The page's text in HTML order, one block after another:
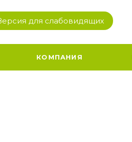
для слабовидящих
КОМПАНИЯ